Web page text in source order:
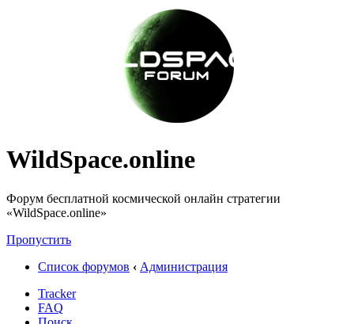
WildSpace.online
Форум бесплатной космической онлайн стратегии
«WildSpace.online»
Пропустить
Список форумов ‹ Администрация
Tracker
FAQ